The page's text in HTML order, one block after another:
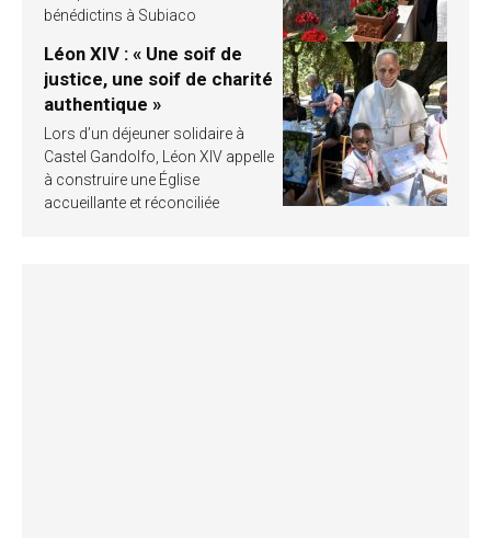
bénédictins à Subiaco
Léon XIV : « Une soif de
justice, une soif de charité
authentique »
Lors d’un déjeuner solidaire à
Castel Gandolfo, Léon XIV appelle
à construire une Église
accueillante et réconciliée